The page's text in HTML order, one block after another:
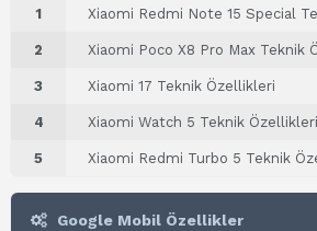
1 Xiaomi Redmi Note 15 Special
2 Xiaomi Poco X8 Pro Max Teknik
3 Xiaomi 17 Teknik Özellikleri
4 Xiaomi Watch 5 Teknik Özellikleri
5 Xiaomi Redmi Turbo 5 Teknik
Google Mobil Özellikler